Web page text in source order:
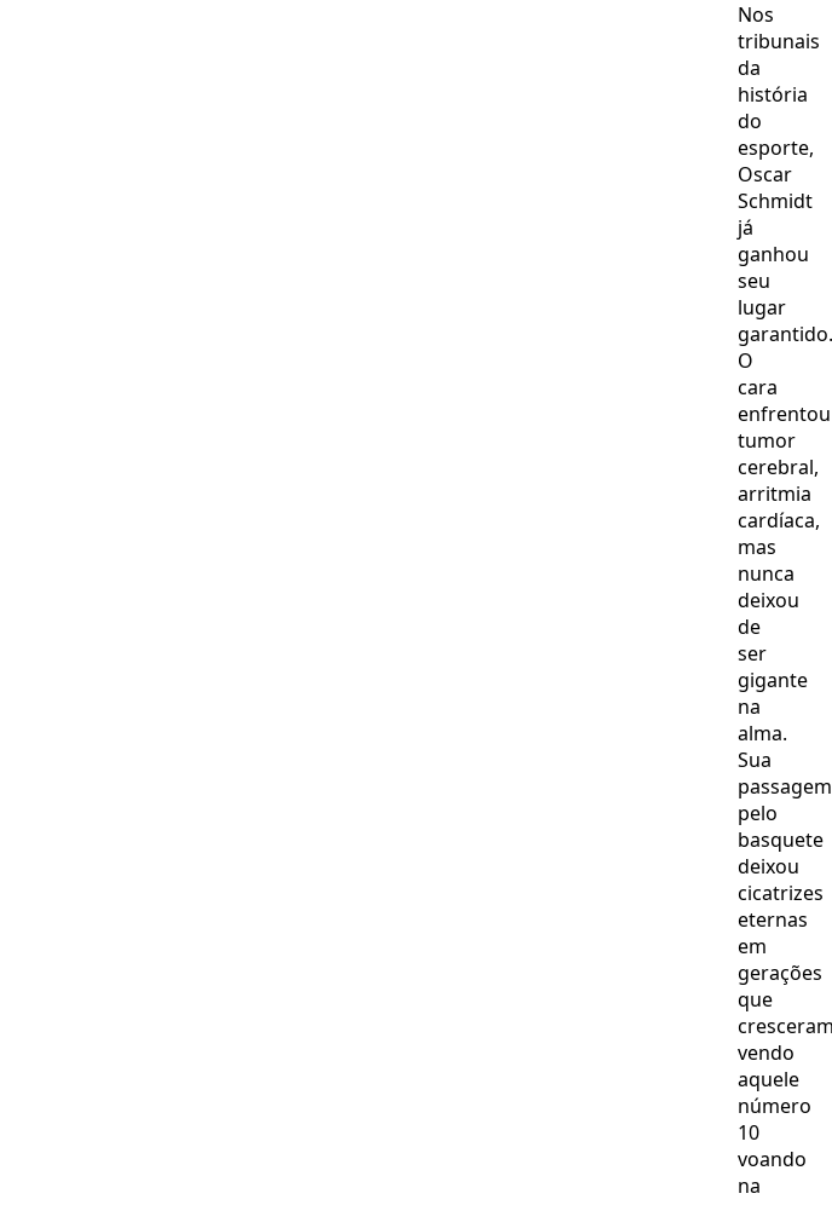
Nos
tribunais
da
história
do
esporte,
Oscar
Schmidt
já
ganhou
seu
lugar
garantido.
O
cara
enfrentou
tumor
cerebral,
arritmia
cardíaca,
mas
nunca
deixou
de
ser
gigante
na
alma.
Sua
passagem
pelo
basquete
deixou
cicatrizes
eternas
em
gerações
que
vendo
aquele
número
10
voando
na